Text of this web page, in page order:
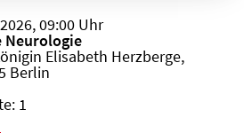
Anfangszeit:
,09:00 Uhr
Elisabeth Herzberge,
Berlin
1